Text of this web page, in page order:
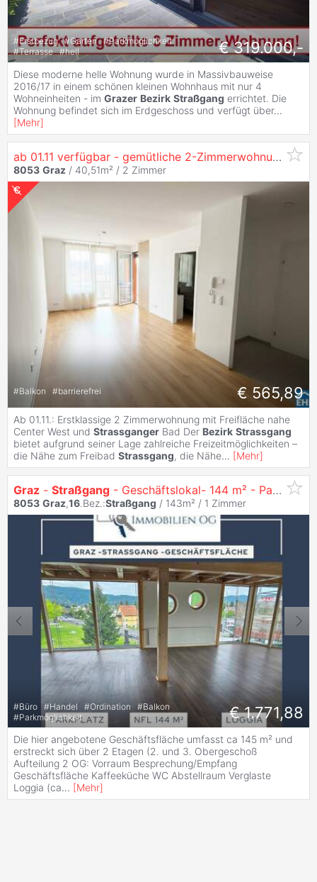
#Erstbezug #Garten #Parkmöglichkeit
#Terrasse #hell € 319.000,-
Diese moderne helle Wohnung wurde in Massivbauweise
2016/17 in einem schönen kleinen Wohnhaus mit nur 4
Wohneinheiten - im Grazer Bezirk Straßgang errichtet. Die
Wohnung befindet sich im Erdgeschoss und verfügt über...
[Mehr]
ab 01.11 verfügbar - gemütliche 2-Zimmerwohnung am
8053 Graz / 40,51m² / 2 Zimmer
#Balkon #barrierefrei € 565,89
Ab 01.11.: Erstklassige 2 Zimmerwohnung mit Freifläche nahe
Center West und Strassganger Bad Der Bezirk Strassgang
bietet aufgrund seiner Lage zahlreiche Freizeitmöglichkeiten –
die Nähe zum Freibad Strassgang, die Nähe... [Mehr]
Graz - Straßgang - Geschäftslokal- 144 m² - Parkplatz
8053 Graz,16.Bez.:Straßgang / 143m² / 1 Zimmer
#Büro #Handel #Ordination #Balkon
#Parkmöglichkeit € 1.771,88
Die hier angebotene Geschäftsfläche umfasst ca 145 m² und
erstreckt sich über 2 Etagen (2. und 3. Obergeschoß
Aufteilung 2 OG: Vorraum Besprechung/Empfang
Geschäftsfläche Kaffeeküche WC Abstellraum Verglaste
Loggia (ca... [Mehr]